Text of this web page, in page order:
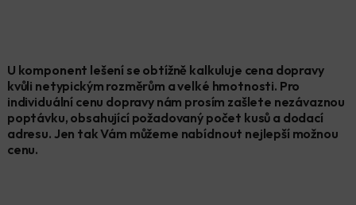
U komponent lešení se obtížně kalkuluje cena dopravy
kvůli netypickým rozměrům a velké hmotnosti. Pro
individuální cenu dopravy nám prosím zašlete nezávaznou
poptávku, obsahující požadovaný počet kusů a dodací
adresu. Jen tak Vám můžeme nabídnout nejlepší možnou
cenu.